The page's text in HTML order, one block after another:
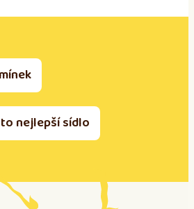
nejlepší sídlo